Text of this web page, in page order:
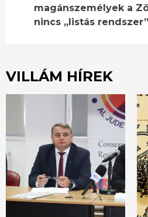
magánszemélyek a
nincs „listás
VILLÁM HÍREK